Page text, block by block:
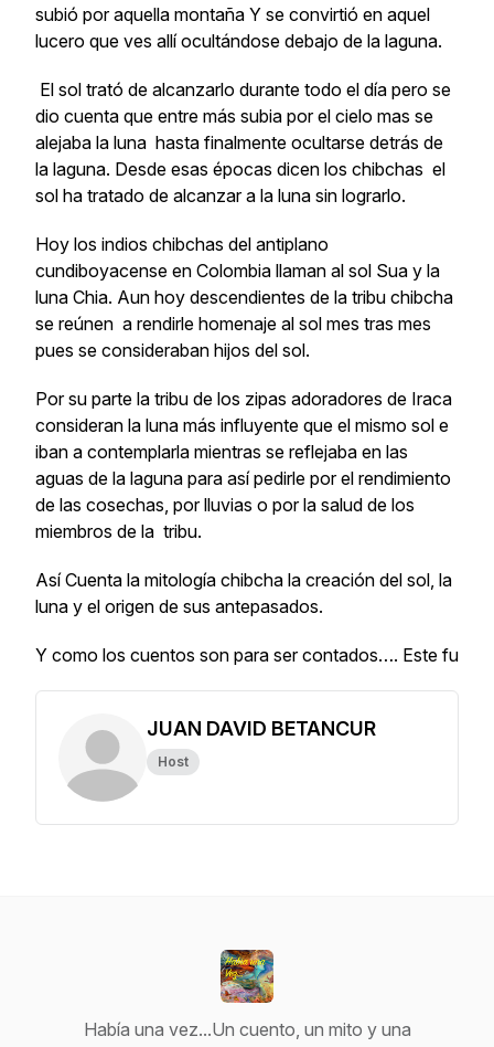
subió por aquella montaña Y se convirtió en aquel
lucero que ves allí ocultándose debajo de la laguna.
El sol trató de alcanzarlo durante todo el día pero se
dio cuenta que entre más subia por el cielo mas se
alejaba la luna hasta finalmente ocultarse detrás de
la laguna. Desde esas épocas dicen los chibchas el
sol ha tratado de alcanzar a la luna sin lograrlo.
Hoy los indios chibchas del antiplano
cundiboyacense en Colombia llaman al sol Sua y la
luna Chia. Aun hoy descendientes de la tribu chibcha
se reúnen a rendirle homenaje al sol mes tras mes
pues se consideraban hijos del sol.
Por su parte la tribu de los zipas adoradores de Iraca
consideran la luna más influyente que el mismo sol e
iban a contemplarla mientras se reflejaba en las
aguas de la laguna para así pedirle por el rendimiento
de las cosechas, por lluvias o por la salud de los
miembros de la tribu.
Así Cuenta la mitología chibcha la creación del sol, la
luna y el origen de sus antepasados.
Y como los cuentos son para ser contados…. Este fu
JUAN DAVID BETANCUR
Host
Había una vez...Un cuento, un mito y una